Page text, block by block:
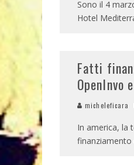
Sono il 4
Hotel
Fatti
OpenInvo
micheleficara
In america, la